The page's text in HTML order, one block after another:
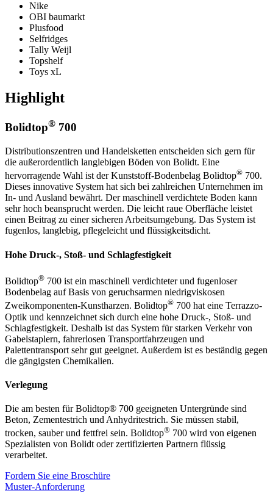
Nike
OBI baumarkt
Plusfood
Selfridges
Tally Weijl
Topshelf
Toys xL
Highlight
Bolidtop® 700
Distributionszentren und Handelsketten entscheiden sich gern für
die außerordentlich langlebigen Böden von Bolidt. Eine
hervorragende Wahl ist der Kunststoff-Bodenbelag Bolidtop® 700.
Dieses innovative System hat sich bei zahlreichen Unternehmen im
In- und Ausland bewährt. Der maschinell verdichtete Boden kann
sehr hoch beansprucht werden. Die leicht raue Oberfläche leistet
einen Beitrag zu einer sicheren Arbeitsumgebung. Das System ist
fugenlos, langlebig, pflegeleicht und flüssigkeitsdicht.
Hohe Druck-, Stoß- und Schlagfestigkeit
Bolidtop® 700 ist ein maschinell verdichteter und fugenloser
Bodenbelag auf Basis von geruchsarmen niedrigviskosen
Zweikomponenten-Kunstharzen. Bolidtop® 700 hat eine Terrazzo-
Optik und kennzeichnet sich durch eine hohe Druck-, Stoß- und
Schlagfestigkeit. Deshalb ist das System für starken Verkehr von
Gabelstaplern, fahrerlosen Transportfahrzeugen und
Palettentransport sehr gut geeignet. Außerdem ist es beständig gegen
die gängigsten Chemikalien.
Verlegung
Die am besten für Bolidtop® 700 geeigneten Untergründe sind
Beton, Zementestrich und Anhydritestrich. Sie müssen stabil,
trocken, sauber und fettfrei sein. Bolidtop® 700 wird von eigenen
Spezialisten von Bolidt oder zertifizierten Partnern flüssig
verarbeitet.
Fordern Sie eine Broschüre
Muster-Anforderung